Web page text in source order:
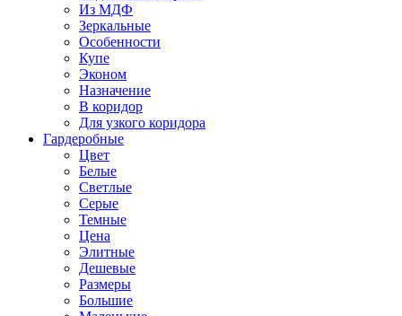
Из МДФ
Зеркальные
Особенности
Купе
Эконом
Назначение
В коридор
Для узкого коридора
Гардеробные
Цвет
Белые
Светлые
Серые
Темные
Цена
Элитные
Дешевые
Размеры
Большие